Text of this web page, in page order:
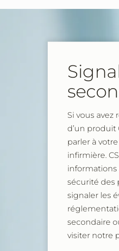
Si vous
d’un produit
parler à
infirmière.
informations
sécurité des
signaler les
secondaire
visiter notre